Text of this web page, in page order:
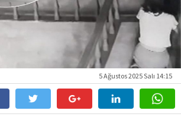
5 Ağustos 2025 Salı 14:15